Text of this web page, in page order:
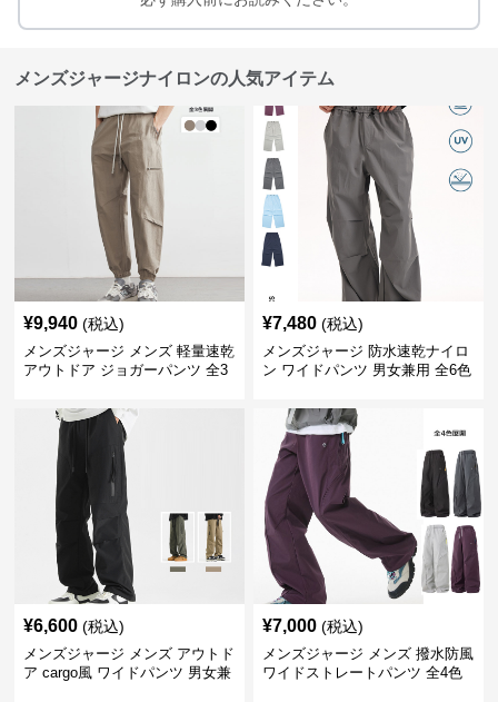
メンズジャージナイロンの人気アイテム
¥9,940 (税込)
メンズジャージ メンズ 軽量速乾
アウトドア ジョガーパンツ 全3
¥7,480 (税込)
メンズジャージ 防水速乾ナイロ
ン ワイドパンツ 男女兼用 全6色
¥6,600 (税込)
メンズジャージ メンズ アウトド
ア cargo風 ワイドパンツ 男女兼
¥7,000 (税込)
メンズジャージ メンズ 撥水防風
ワイドストレートパンツ 全4色